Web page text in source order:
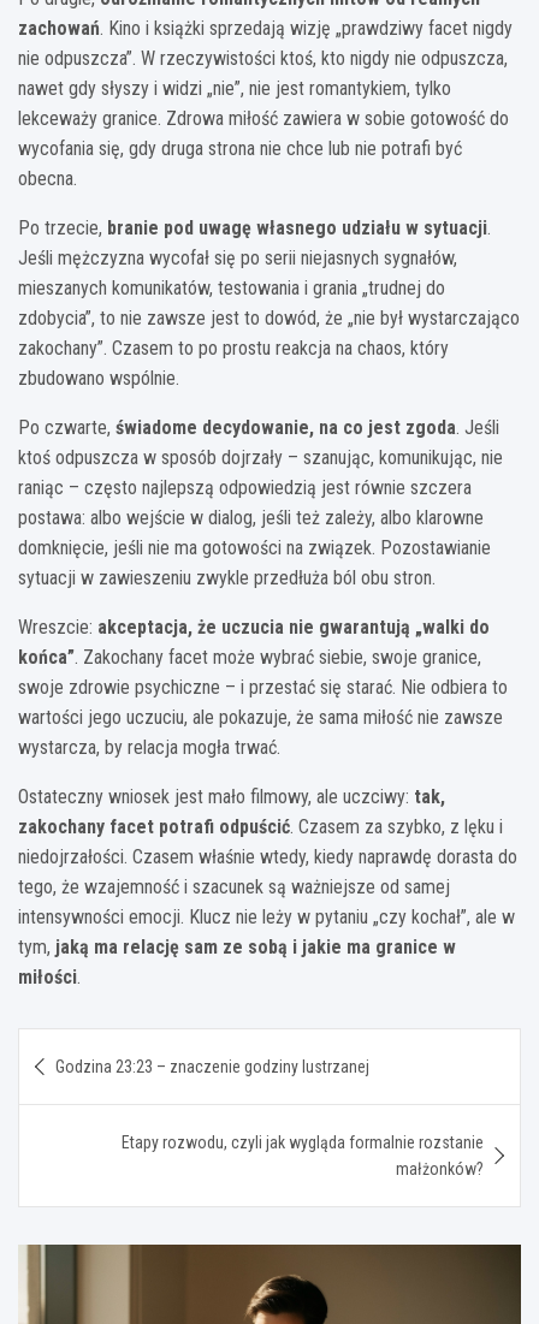
zachowań. Kino i książki sprzedają wizję „prawdziwy facet nigdy
nie odpuszcza”. W rzeczywistości ktoś, kto nigdy nie odpuszcza,
nawet gdy słyszy i widzi „nie”, nie jest romantykiem, tylko
lekceważy granice. Zdrowa miłość zawiera w sobie gotowość do
wycofania się, gdy druga strona nie chce lub nie potrafi być
obecna.
Po trzecie, branie pod uwagę własnego udziału w sytuacji.
Jeśli mężczyzna wycofał się po serii niejasnych sygnałów,
mieszanych komunikatów, testowania i grania „trudnej do
zdobycia”, to nie zawsze jest to dowód, że „nie był wystarczająco
zakochany”. Czasem to po prostu reakcja na chaos, który
zbudowano wspólnie.
Po czwarte, świadome decydowanie, na co jest zgoda. Jeśli
ktoś odpuszcza w sposób dojrzały – szanując, komunikując, nie
raniąc – często najlepszą odpowiedzią jest równie szczera
postawa: albo wejście w dialog, jeśli też zależy, albo klarowne
domknięcie, jeśli nie ma gotowości na związek. Pozostawianie
sytuacji w zawieszeniu zwykle przedłuża ból obu stron.
Wreszcie: akceptacja, że uczucia nie gwarantują „walki do
końca”. Zakochany facet może wybrać siebie, swoje granice,
swoje zdrowie psychiczne – i przestać się starać. Nie odbiera to
wartości jego uczuciu, ale pokazuje, że sama miłość nie zawsze
wystarcza, by relacja mogła trwać.
Ostateczny wniosek jest mało filmowy, ale uczciwy: tak,
zakochany facet potrafi odpuścić. Czasem za szybko, z lęku i
niedojrzałości. Czasem właśnie wtedy, kiedy naprawdę dorasta do
tego, że wzajemność i szacunek są ważniejsze od samej
intensywności emocji. Klucz nie leży w pytaniu „czy kochał”, ale w
tym, jaką ma relację sam ze sobą i jakie ma granice w
miłości.
wpisu
Godzina 23:23 – znaczenie godziny lustrzanej
Etapy rozwodu, czyli jak wygląda formalnie rozstanie
małżonków?